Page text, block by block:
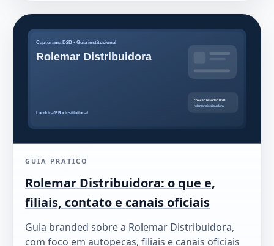
GUIA PRATICO
Rolemar Distribuidora: o que e,
filiais, contato e canais oficiais
Guia branded sobre a Rolemar Distribuidora,
com foco em autopecas, filiais e canais oficiais